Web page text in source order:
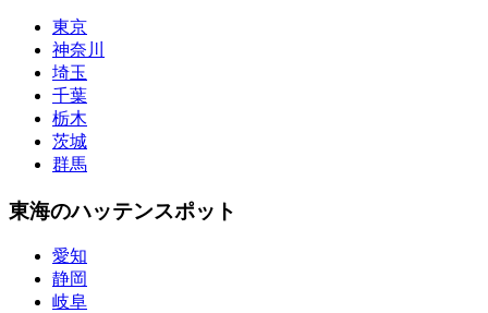
東京
神奈川
埼玉
千葉
栃木
茨城
群馬
東海のハッテンスポット
愛知
静岡
岐阜